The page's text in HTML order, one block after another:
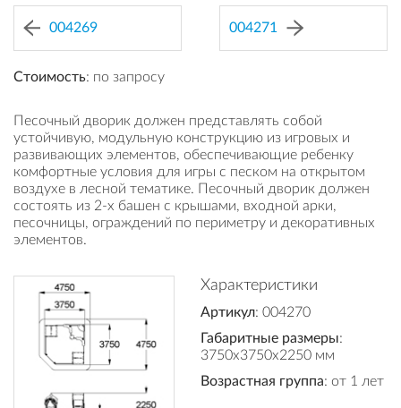
004269 004271
Стоимость: по запросу
Песочный дворик должен представлять собой
устойчивую, модульную конструкцию из игровых и
развивающих элементов, обеспечивающие ребенку
комфортные условия для игры с песком на открытом
воздухе в лесной тематике. Песочный дворик должен
состоять из 2-х башен с крышами, входной арки,
песочницы, ограждений по периметру и декоративных
элементов.
Характеристики
Артикул: 004270
Габаритные размеры:
3750x3750x2250 мм
Возрастная группа: от 1 лет